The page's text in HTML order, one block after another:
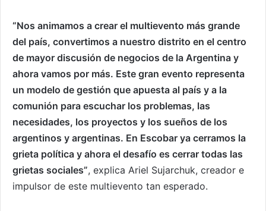
“Nos animamos a crear el multievento más grande
del país, convertimos a nuestro distrito en el centro
de mayor discusión de negocios de la Argentina y
ahora vamos por más. Este gran evento representa
un modelo de gestión que apuesta al país y a la
comunión para escuchar los problemas, las
necesidades, los proyectos y los sueños de los
argentinos y argentinas. En Escobar ya cerramos la
grieta política y ahora el desafío es cerrar todas las
grietas sociales”, explica Ariel Sujarchuk, creador e
impulsor de este multievento tan esperado.